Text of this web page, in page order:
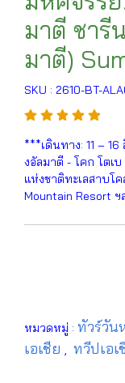
มาตี ชารี
มาตี)
SKU : 2610-BT-
***เดินทาง: 11 –
งอัลมาตี - โคก โตเ
แห่งชาติทะเลสาบโค
Mountain Resort ฯ
หมวดหมู่ : ทัวร์วัน
เอเชีย , ทวีปเอเ